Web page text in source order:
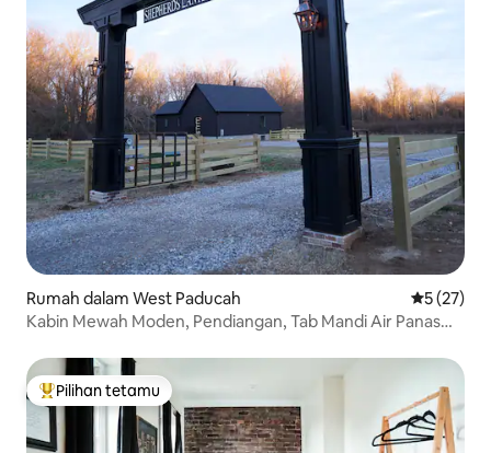
Rumah dalam West Paducah
5 (27)
Kabin Mewah Moden, Pendiangan, Tab Mandi Air Panas
Pilihan utama tetamu
Pilihan tetamu